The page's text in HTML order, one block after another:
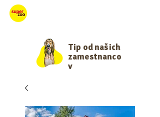
Tip od našich
zamestnanco
v